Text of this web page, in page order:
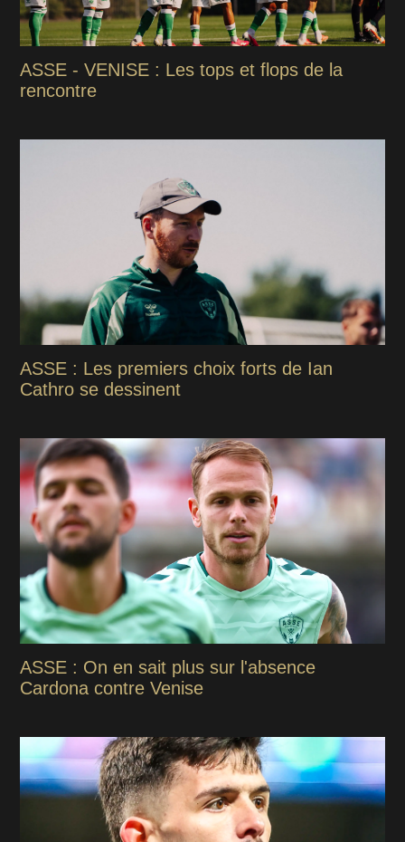
ASSE - VENISE : Les tops et flops de la
rencontre
ASSE : Les premiers choix forts de Ian
Cathro se dessinent
ASSE : On en sait plus sur l'absence
Cardona contre Venise